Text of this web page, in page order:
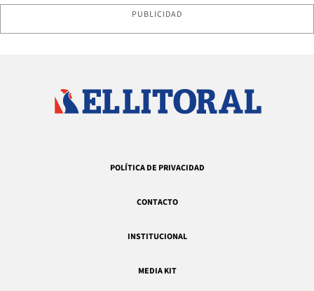
PUBLICIDAD
POLÍTICA DE PRIVACIDAD
CONTACTO
INSTITUCIONAL
MEDIA KIT